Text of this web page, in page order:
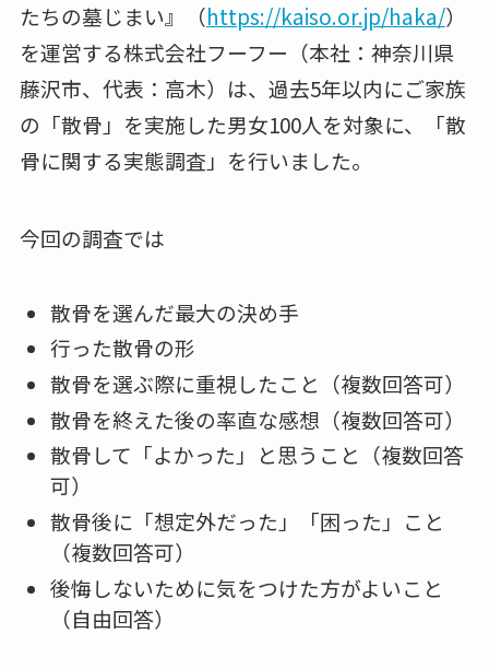
たちの墓じまい』（https://kaiso.or.jp/haka/）
を運営する株式会社フーフー（本社：神奈川県
藤沢市、代表：高木）は、過去5年以内にご家族
の「散骨」を実施した男女100人を対象に、「散
骨に関する実態調査」を行いました。
今回の調査では
散骨を選んだ最大の決め手
行った散骨の形
散骨を選ぶ際に重視したこと（複数回答可）
散骨を終えた後の率直な感想（複数回答可）
散骨して「よかった」と思うこと（複数回答
可）
散骨後に「想定外だった」「困った」こと
（複数回答可）
後悔しないために気をつけた方がよいこと
（自由回答）